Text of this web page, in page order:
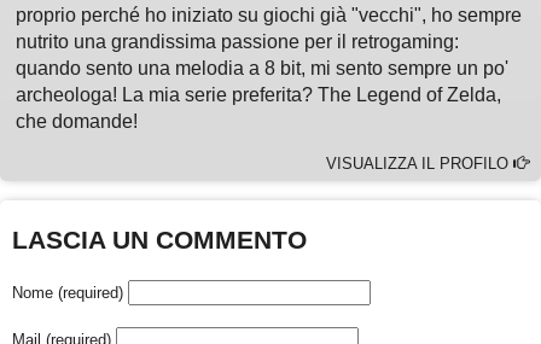
proprio perché ho iniziato su giochi già "vecchi", ho sempre
nutrito una grandissima passione per il retrogaming:
quando sento una melodia a 8 bit, mi sento sempre un po'
archeologa! La mia serie preferita? The Legend of Zelda,
che domande!
VISUALIZZA IL PROFILO
LASCIA UN COMMENTO
Nome (required)
Mail (required)